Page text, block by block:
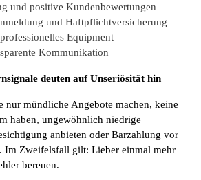
und positive Kundenbewertungen
und Haftpflichtversicherung
Equipment
Kommunikation
deuten auf Unseriösität hin
nur mündliche Angebote machen, keine
haben, ungewöhnlich niedrige
anbieten oder Barzahlung vor
Im Zweifelsfall gilt: Lieber einmal mehr
bereuen.